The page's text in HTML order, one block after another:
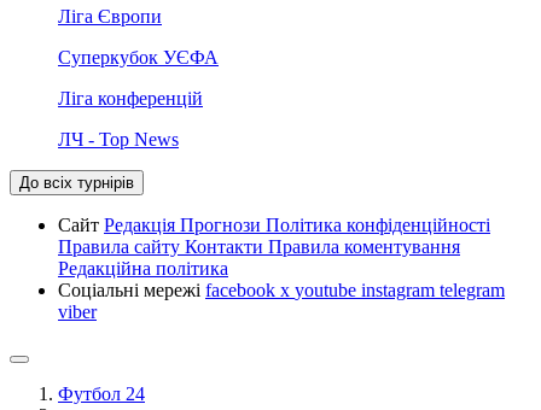
Ліга Європи
Суперкубок УЄФА
Ліга конференцій
ЛЧ - Top News
До всіх турнірів
Сайт Редакція Прогнози Політика конфіденційності
Правила сайту Контакти Правила коментування
Редакційна політика
Соціальні мережі facebook x youtube instagram telegram
viber
Футбол 24